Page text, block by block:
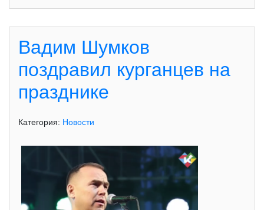
Вадим Шумков
поздравил курганцев на
празднике
Категория: Новости